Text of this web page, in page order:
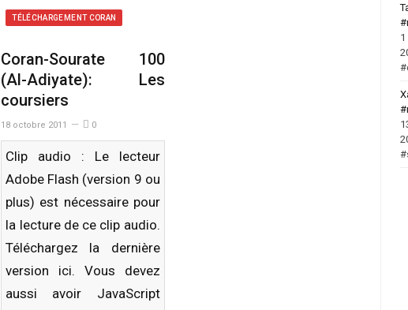
TÉLÉCHARGEMENT CORAN
Coran-Sourate 100
(Al-Adiyate): Les
coursiers
18 octobre 2011 0
Clip audio : Le lecteur
Adobe Flash (version 9 ou
plus) est nécessaire pour
la lecture de ce clip audio.
Téléchargez la dernière
version ici. Vous devez
aussi avoir JavaScript